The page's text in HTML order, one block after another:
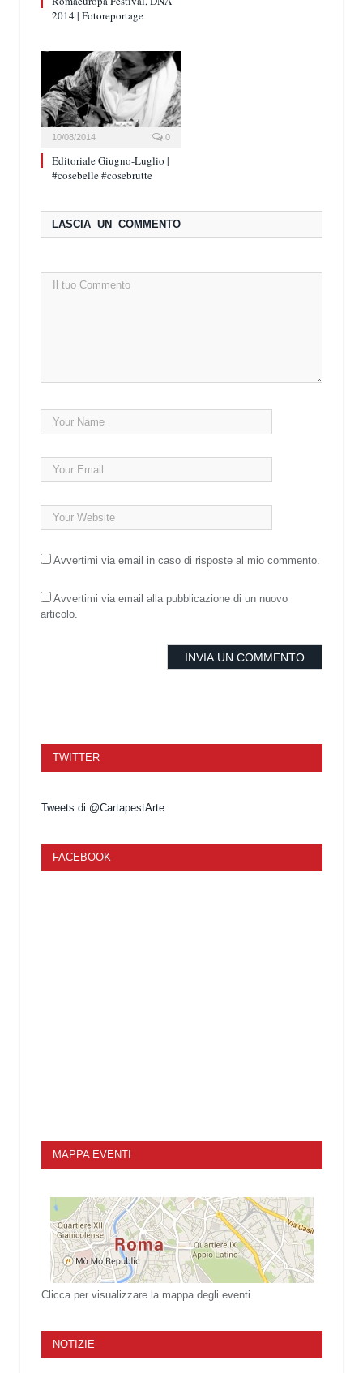
2014 | Fotoreportage
10/08/2014 0
Editoriale Giugno-Luglio |
#cosebelle #cosebrutte
LASCIA UN COMMENTO
Avvertimi via email in caso di risposte al mio commento.
Avvertimi via email alla pubblicazione di un nuovo
articolo.
TWITTER
Tweets di @CartapestArte
FACEBOOK
MAPPA EVENTI
Clicca per visualizzare la mappa degli eventi
NOTIZIE